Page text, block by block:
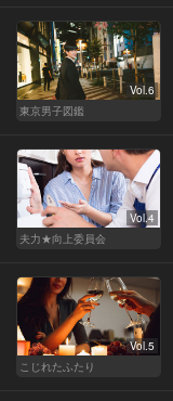
Vol.6
東京男子図鑑
Vol.4
夫力★向上委員会
Vol.5
こじれたふたり